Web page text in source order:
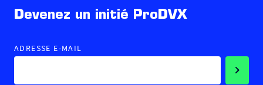
Devenez un initié ProDVX
ADRESSE E-MAIL